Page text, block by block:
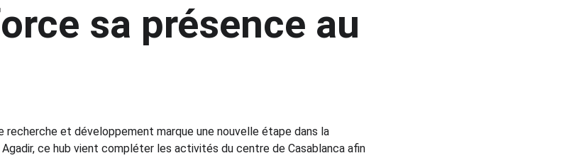
sa présence au
recherche et développement marque une nouvelle étape dans la
ce hub vient compléter les activités du centre de Casablanca afin